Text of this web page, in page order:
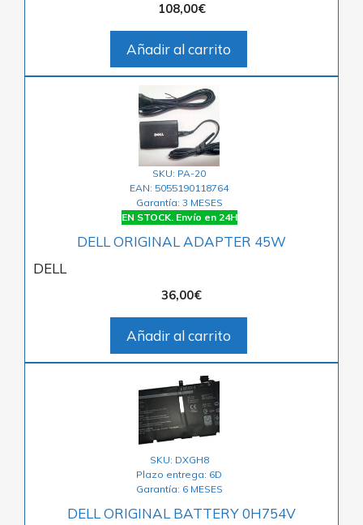
108,00€
Añadir al carrito
SKU: PA-20
EAN: 5055190118764
Garantía: 3 MESES
EN STOCK. Envío en 24H
DELL ORIGINAL ADAPTER 45W
DELL
36,00€
Añadir al carrito
SKU: DXGH8
Plazo entrega: 6D
Garantía: 6 MESES
DELL ORIGINAL BATTERY 0H754V